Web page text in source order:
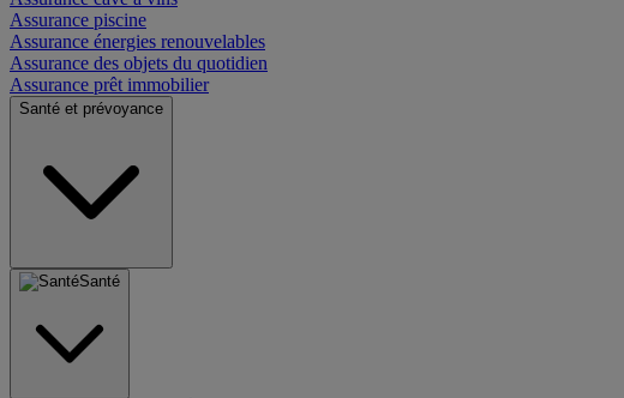
Assurance piscine
Assurance énergies renouvelables
Assurance des objets du quotidien
Assurance prêt immobilier
Santé et prévoyance
Santé